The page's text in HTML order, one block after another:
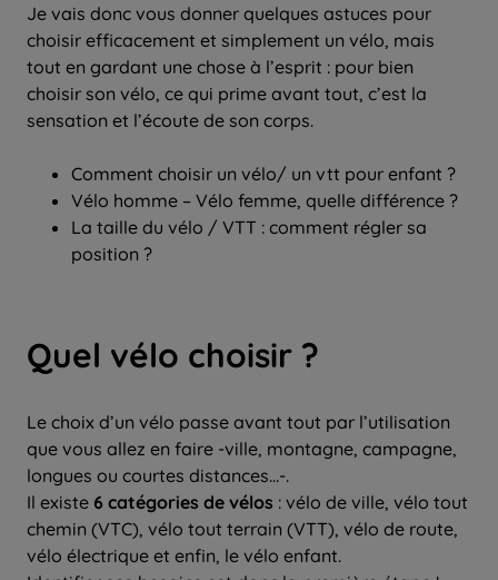
Je vais donc vous donner quelques astuces pour
choisir efficacement et simplement un vélo, mais
tout en gardant une chose à l’esprit : pour bien
choisir son vélo, ce qui prime avant tout, c’est la
sensation et l’écoute de son corps.
Comment choisir un vélo/ un vtt pour enfant ?
Vélo homme – Vélo femme, quelle différence ?
La taille du vélo / VTT : comment régler sa
position ?
Quel vélo choisir ?
Le choix d’un vélo passe avant tout par l’utilisation
que vous allez en faire -ville, montagne, campagne,
longues ou courtes distances…-.
Il existe 6 catégories de vélos : vélo de ville, vélo tout
chemin (VTC), vélo tout terrain (VTT), vélo de route,
vélo électrique et enfin, le vélo enfant.